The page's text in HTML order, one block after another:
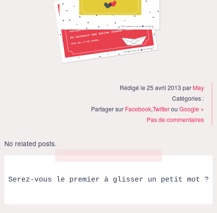
Rédigé le 25 avril 2013 par May
Catégories :
Partager sur Facebook,TwitterouGoogle +
Pas de commentaires
No related posts.
Serez-vous le premier à glisser un petit mot ?